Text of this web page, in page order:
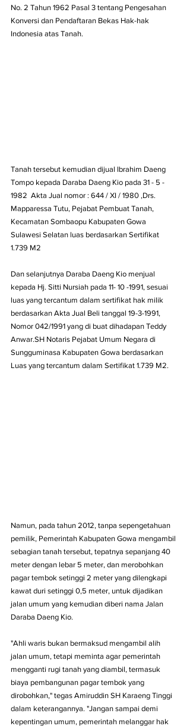
No. 2 Tahun 1962 Pasal 3 tentang Pengesahan
Konversi dan Pendaftaran Bekas Hak-hak
Indonesia atas Tanah.
Tanah tersebut kemudian dijual Ibrahim Daeng
Tompo kepada Daraba Daeng Kio pada 31 - 5 -
1982  Akta Jual nomor : 644 / XI / 1980 ,Drs.
Mapparessa Tutu, Pejabat Pembuat Tanah,
Kecamatan Sombaopu Kabupaten Gowa
Sulawesi Selatan luas berdasarkan Sertifikat
1.739 M2
Dan selanjutnya Daraba Daeng Kio menjual
kepada Hj. Sitti Nursiah pada 11- 10 -1991, sesuai
luas yang tercantum dalam sertifikat hak milik
berdasarkan Akta Jual Beli tanggal 19-3-1991,
Nomor 042/1991 yang di buat dihadapan Teddy
Anwar.SH Notaris Pejabat Umum Negara di
Sungguminasa Kabupaten Gowa berdasarkan
Luas yang tercantum dalam Sertifikat 1.739 M2.
Namun, pada tahun 2012, tanpa sepengetahuan
pemilik, Pemerintah Kabupaten Gowa mengambil
sebagian tanah tersebut, tepatnya sepanjang 40
meter dengan lebar 5 meter, dan merobohkan
pagar tembok setinggi 2 meter yang dilengkapi
kawat duri setinggi 0,5 meter, untuk dijadikan
jalan umum yang kemudian diberi nama Jalan
Daraba Daeng Kio.
"Ahli waris bukan bermaksud mengambil alih
jalan umum, tetapi meminta agar pemerintah
mengganti rugi tanah yang diambil, termasuk
biaya pembangunan pagar tembok yang
dirobohkan," tegas Amiruddin SH Karaeng Tinggi
dalam keterangannya. "Jangan sampai demi
kepentingan umum, pemerintah melanggar hak